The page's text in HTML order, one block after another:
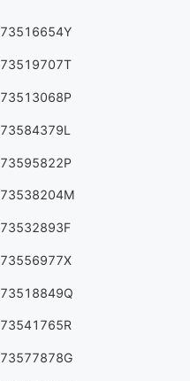
73516654Y
73519707T
73513068P
73584379L
73595822P
73538204M
73532893F
73556977X
73518849Q
73541765R
73577878G